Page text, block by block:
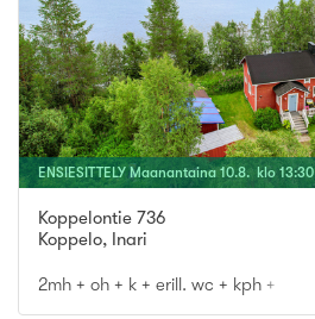
ENSIESITTELY Maanantaina 10.8. klo13:30
Koppelontie 736
Koppelo, Inari
2mh + oh + k + erill. wc + kph + s